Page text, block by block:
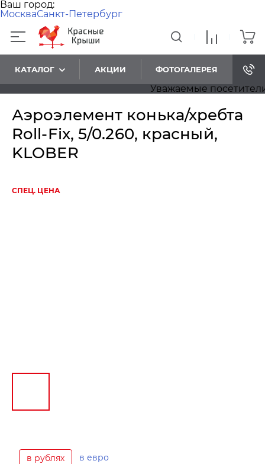
Ваш город:
МоскваСанкт-Петербург
КАТАЛОГ АКЦИИ ФОТОГАЛЕРЕЯ
Уважаемые посетители!
Аэроэлемент конька/хребта
Roll-Fix, 5/0.260, красный,
KLOBER
СПЕЦ. ЦЕНА
в рублях в евро